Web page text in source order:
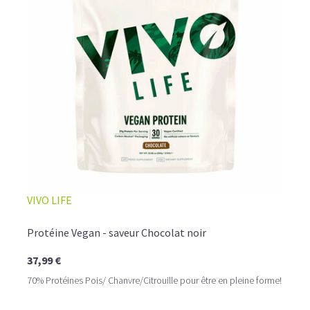
PERFORMANCE
une boisson veloutée et énergisante.
Une vraie caresse chocolatée, riche en protéines, léger
VIVO LIFE
Protéine Vegan - saveur Chocolat noir
37,99 €
70% Protéines Pois/ Chanvre/Citrouille pour être en pleine forme!